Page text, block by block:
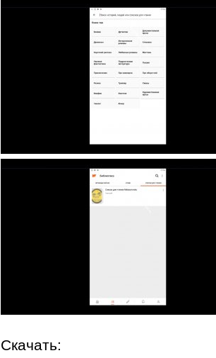
Скачать: